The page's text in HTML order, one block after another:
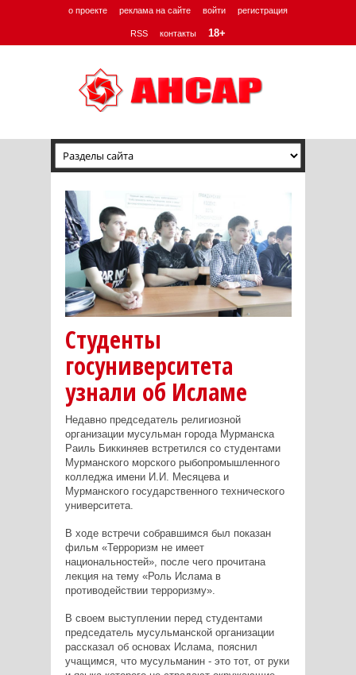
о проекте реклама на сайте войти регистрация
RSS контакты 18+
Студенты
госуниверситета
узнали об Исламе
Недавно председатель религиозной
организации мусульман города Мурманска
Раиль Биккиняев встретился со студентами
Мурманского морского рыбопромышленного
колледжа имени И.И. Месяцева и
Мурманского государственного технического
университета.
В ходе встречи собравшимся был показан
фильм «Терроризм не имеет
национальностей», после чего прочитана
лекция на тему «Роль Ислама в
противодействии терроризму».
В своем выступлении перед студентами
председатель мусульманской организации
рассказал об основах Ислама, пояснил
учащимся, что мусульманин - это тот, от руки